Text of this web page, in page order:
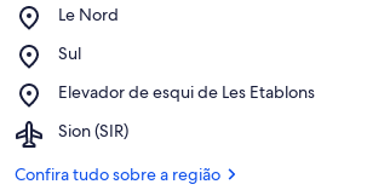
Le Nord
Place,
Nord
Sul
Place,
Elevador de esqui de Les Etablons
Place,
de
de
Sion (SIR)
Airport,
(SIR)
Confira tudo sobre a região